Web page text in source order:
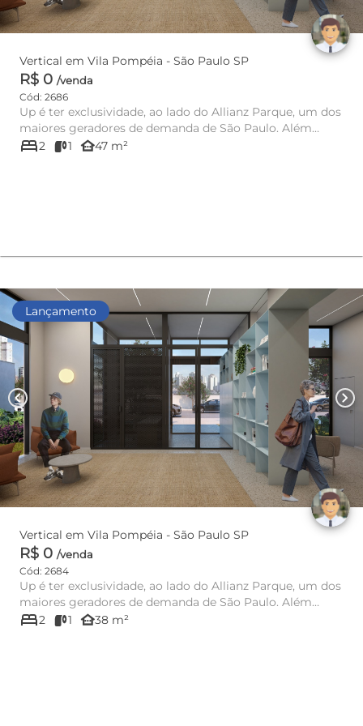
Vertical em Vila Pompéia - São Paulo SP
R$ 0 /venda
Cód: 2686
Up é ter exclusividade, ao lado do Allianz Parque, um dos
maiores geradores de demanda de São Paulo. Além
disso, é estar...
bed2 1 other_houses47 m²
Lançamento
chevron_left chevron_right
Vertical em Vila Pompéia - São Paulo SP
R$ 0 /venda
Cód: 2684
Up é ter exclusividade, ao lado do Allianz Parque, um dos
maiores geradores de demanda de São Paulo. Além
disso, é estar...
bed2 1 other_houses38 m²